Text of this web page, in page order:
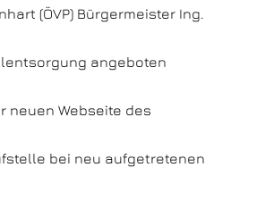
(ÖVP) Bürgermeister Ing.
angeboten
neuen Webseite des
bei neu aufgetretenen